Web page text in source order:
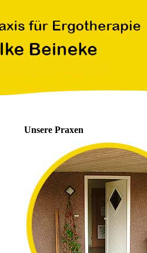
Unsere Praxen